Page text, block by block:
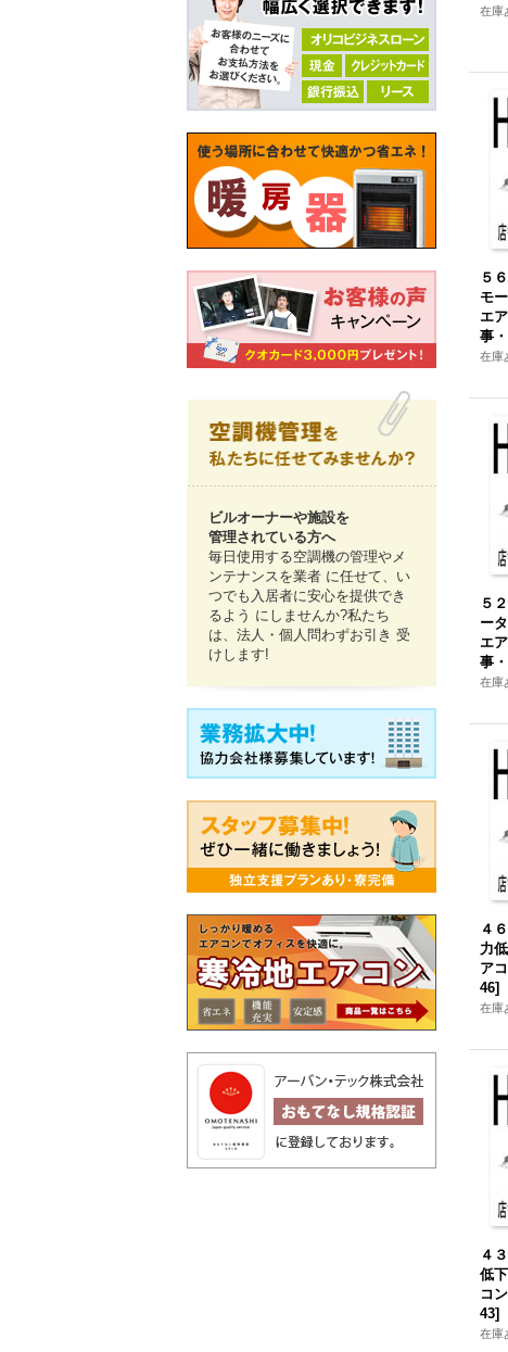
ビルオーナーや施設を
管理されている方へ
毎日使用する空調機の管理やメ
ンテナンスを業者 に任せて、い
つでも入居者に安心を提供でき
るよう にしませんか?私たち
は、法人・個人問わずお引き 受
けします!
在庫
５
モ
エ
事
在庫
５
ー
エ
事
在庫
４
力
ア
46]
在庫
４
低
コ
43]
在庫